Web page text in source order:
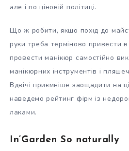
але і по ціновій політиці.
Що ж робити, якщо похід до
руки треба терміново привести
провести манікюр самостійно
манікюрних інструментів і
Вдвічі приємніше заощадити на
наведемо рейтинг фірм із
лаками.
In’Garden So naturally